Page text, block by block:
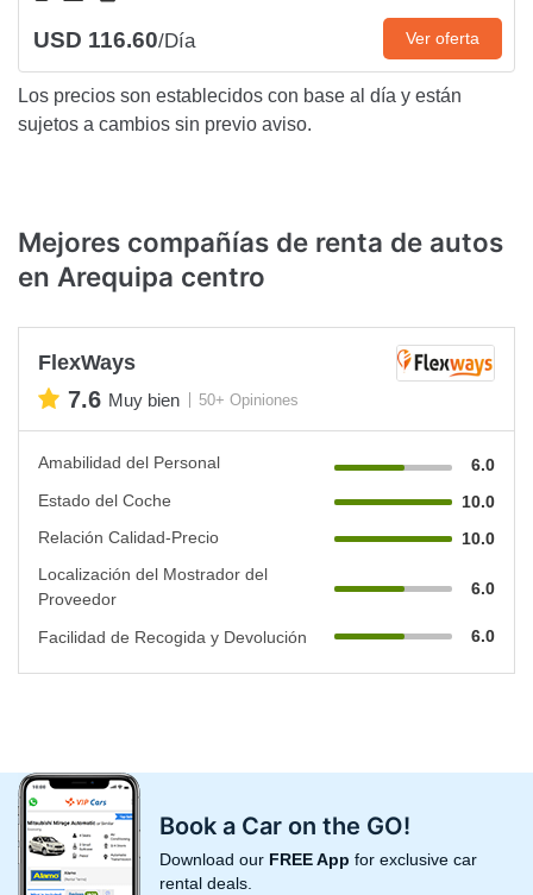
USD 116.60/Día Ver oferta
Los precios son establecidos con base al día y están
sujetos a cambios sin previo aviso.
Mejores compañías de renta de autos
en Arequipa centro
FlexWays
7.6 Muy bien 50+ Opiniones
Amabilidad del Personal
6.0
Estado del Coche
10.0
Relación Calidad-Precio
10.0
Localización del Mostrador del
Proveedor
6.0
Facilidad de Recogida y Devolución 6.0
Book a Car on the GO!
Download our FREE App for exclusive car
rental deals.